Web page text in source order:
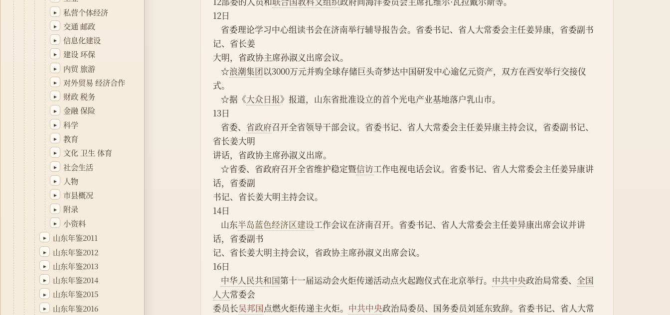
▸ 私营个体经济
▸ 交通 邮政
▸ 信息化建设
▸ 建设 环保
▸ 内贸 旅游
▸ 对外贸易 经济合作
▸ 财政 税务
▸ 金融 保险
▸ 科学
▸ 教育
▸ 文化 卫生 体育
▸ 社会生活
▸ 人物
▸ 市县概况
▸ 附录
▸ 小资料
▸ 山东年鉴2011
▸ 山东年鉴2012
▸ 山东年鉴2013
▸ 山东年鉴2014
▸ 山东年鉴2015
▸ 山东年鉴2016
12日
记、省长姜
大明，省政协主席孙淑义出席会议。
    ☆
浪潮集团以3000万元并购全球存储巨头奇梦达中国研发中心逾亿元资产，双方在西安举行交接仪
式。
    ☆据《
大众日报》报道，山东省批准设立的首个光电产业基地落户乳山市。
13日
    省委、
省政府召开全省领导干部会议。省委书记、省人大常委会主任姜异康主持会议，省委副书记、
省长姜大明
讲话，省政协主席孙淑义出席。
    ☆省委、省政府召开全省维护稳定暨
信访工作电视电话会议。省委书记、省人大常委会主任姜异康讲
话，省委副
书记、省长姜大明主持会议。
14日
    山东
半岛蓝色经济区建设工作会议在济南召开。省委书记、省人大常委会主任姜异康出席会议并讲
话，省委副书
记、省长姜大明主持会议，省政协主席孙淑义出席会议。
16日
中华人民共和国第十一届运动会火炬传递活动点火起跑仪式在北京举行。 中共中央政治局常委、 全国
人大常委会
委员长吴邦国点燃火炬传递主火炬。 中共中央政治局委员、国务委员刘延东致辞。省委书记、省人大常